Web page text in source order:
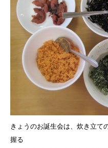
きょうのお誕生会は、炊き立て
握る